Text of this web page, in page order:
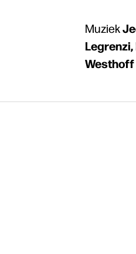
Muziek
Westhoff